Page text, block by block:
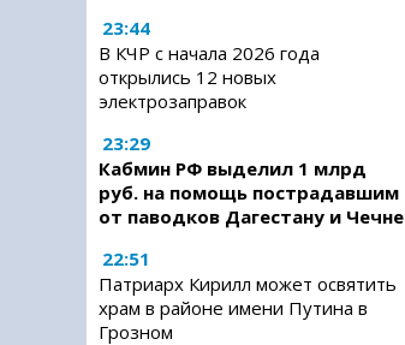
23:44
В КЧР с начала 2026 года
открылись 12 новых
электрозаправок
23:29
Кабмин РФ выделил 1 млрд
руб. на помощь пострадавшим
от паводков Дагестану и Чечне
22:51
Патриарх Кирилл может освятить
храм в районе имени Путина в
Грозном